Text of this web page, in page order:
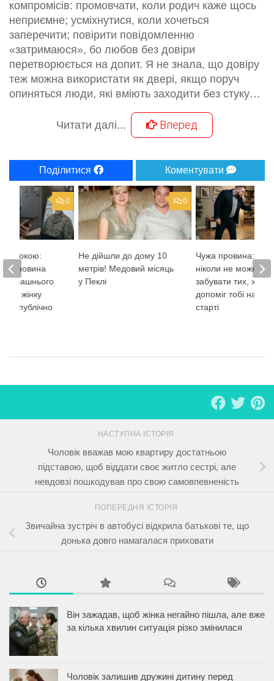
компромісів: промовчати, коли родич каже щось
неприємне; усміхнутися, коли хочеться
заперечити; повірити повідомленню
«затримаюся», бо любов без довіри
перетворюється на допит. Я не знала, що довіру
теж можна використати як двері, якщо поруч
опиняться люди, які вміють заходити без стуку…
Читати далі... Вперед
Поділитися Коментувати
0
Не дійшли до дому 10
метрів! Медовий місяць
у Пеклі
Чужа провина:
ніколи не можна
забувати тих, хто
допоміг тобі на
старті
0
спокою:
новина
вчорашнього
жінку
публічно
НАСТУПНА ІСТОРІЯ
Чоловік вважав мою квартиру достатньою
підставою, щоб віддати своє житло сестрі, але
невдовзі пошкодував про свою самовпевненість
ПОПЕРЕДНЯ ІСТОРІЯ
Звичайна зустріч в автобусі відкрила батькові те, що
донька довго намагалася приховати
Він зажадав, щоб жінка негайно пішла, але вже
за кілька хвилин ситуація різко змінилася
Чоловік залишив дружині дитину перед